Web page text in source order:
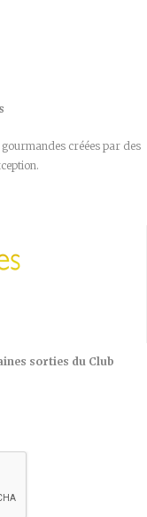
créées par des
sorties du Club